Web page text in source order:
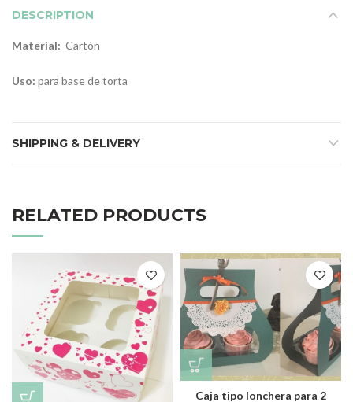
DESCRIPTION
Material: Cartón
Uso: para base de torta
SHIPPING & DELIVERY
RELATED PRODUCTS
Caja tipo lonchera para 2